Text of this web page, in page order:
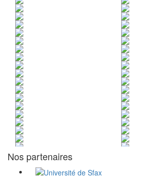
Nos partenaires